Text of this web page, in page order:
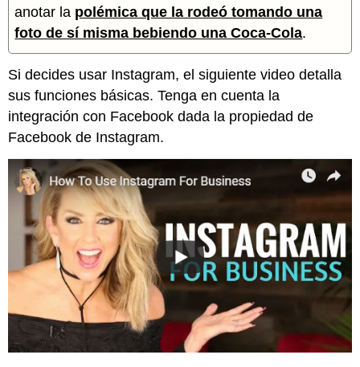
anotar la polémica que la rodeó tomando una
foto de sí misma bebiendo una Coca-Cola.
Si decides usar Instagram, el siguiente video detalla
sus funciones básicas. Tenga en cuenta la
integración con Facebook dada la propiedad de
Facebook de Instagram.